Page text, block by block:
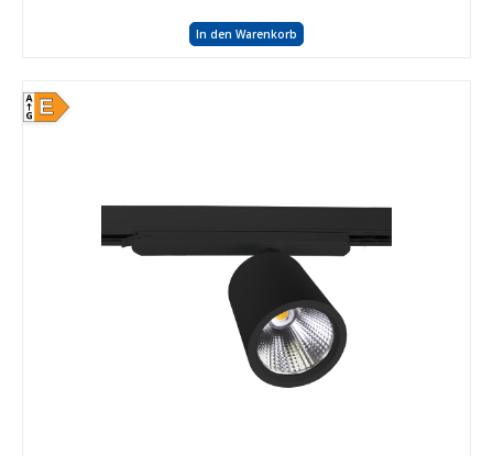
In den Warenkorb
E